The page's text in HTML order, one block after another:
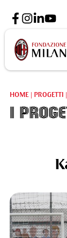
HOME | PROGETTI |
I